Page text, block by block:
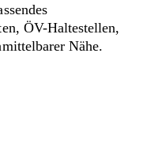
ÖV-Haltestellen,
Nähe.